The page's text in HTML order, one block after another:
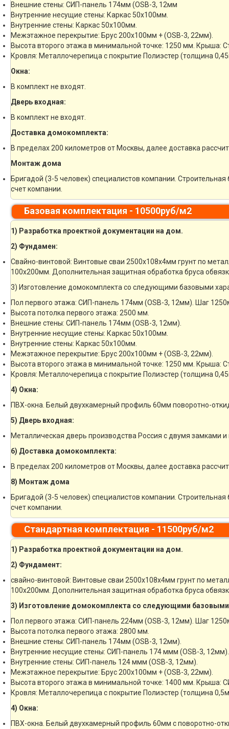
Внешние стены: СИП-панель 174мм (OSB-3, 12мм
Внутренние несущие стены: Каркас 50х100мм.
Внутренние стены: Каркас 50х100мм.
Межэтажное перекрытие: Брус 200х100мм + (OSB-3, 22мм).
Высота второго этажа в минимальной точке: 1250 мм. Крыша:
Кровля: Металлочерепица с покрытие Полиэстер (толщина
Окна:
В комплект не входят.
Дверь входная:
В комплект не входят.
Доставка домокомплекта:
В пределах 200 километров от Москвы, далее доставка
Монтаж дома
Бригадой (3-5 человек) специалистов компании.
счет компании.
Базовая комплектация - 10500руб/м2
1) Разработка проектной документации на дом.
2) Фундамен:
Свайно-винтовой: Винтовые сваи 2500х108х4мм грунт по
100х200мм. Дополнительная защитная обработка бруса
3) Изготовление домокомплекта со следующими базовыми
Пол первого этажа: СИП-панель 174мм (OSB-3, 12мм). Шаг
Высота потолка первого этажа: 2500 мм.
Внешние стены: СИП-панель 174мм (OSB-3, 12мм).
Внутренние несущие стены: Каркас 50х100мм.
Внутренние стены: Каркас 50х100мм.
Межэтажное перекрытие: Брус 200х100мм + (OSB-3, 22мм).
Высота второго этажа в минимальной точке: 1250 мм. Крыша:
Кровля: Металлочерепица с покрытие Полиэстер (толщина
4) Окна:
ПВХ-окна. Белый двухкамерный профиль 60мм поворотно-
5) Дверь входная:
Металлическая дверь производства Россия с двумя замками и
6) Доставка домокомплекта:
В пределах 200 километров от Москвы, далее доставка
8) Монтаж дома
Бригадой (3-5 человек) специалистов компании.
счет компании.
Стандартная комплектация - 11500руб/м2
1) Разработка проектной документации на дом.
2) Фундамент:
свайно-винтовой: Винтовые сваи 2500х108х4мм грунт по
100х200мм. Дополнительная защитная обработка бруса
3) Изготовление домокомплекта со следующими базовыми
Пол первого этажа: СИП-панель 224мм (OSB-3, 12мм). Шаг
Высота потолка первого этажа: 2800 мм.
Внешние стены: СИП-панель 174мм (OSB-3, 12мм).
Внутренние несущие стены: СИП-панель 174 ммм (OSB-3, 12мм).
Внутренние стены: СИП-панель 124 ммм (OSB-3, 12мм).
Межэтажное перекрытие: Брус 200х100мм + (OSB-3, 22мм).
Высота второго этажа в минимальной точке: 1400 мм. Крыша:
Кровля: Металлочерепица с покрытие Полиэстер (толщина
4) Окна:
ПВХ-окна. Белый двухкамерный профиль 60мм с поворотно-